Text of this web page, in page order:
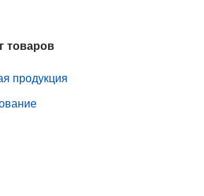
товаров
продукция